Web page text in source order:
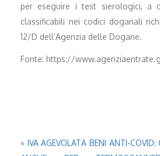
per eseguire i test sierologici, a
classificabili nei codici doganali
12/D dell’Agenzia delle Dogane.
Fonte: https://
« IVA AGEVOLATA BENI ANTI-COVID: